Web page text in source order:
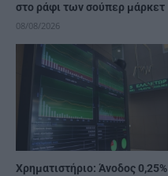
στο ράφι των σούπερ μάρκετ
08/08/2026
Χρηματιστήριο: Άνοδος 0,25%